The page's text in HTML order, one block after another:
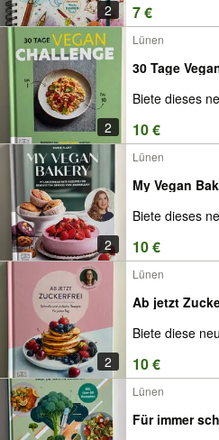
2 7 €
2
Lünen
30 Tage
Biete dieses
10 €
2
Lünen
My Vegan
Biete dieses
10 €
2
Lünen
Ab jetzt
Biete diese
10 €
Lünen
Für immer